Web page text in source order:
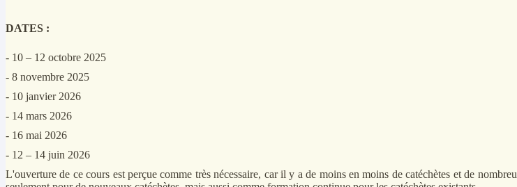
DATES :
- 10 – 12 octobre 2025
- 8 novembre 2025
- 10 janvier 2026
- 14 mars 2026
- 16 mai 2026
- 12 – 14 juin 2026
L'ouverture de ce cours est perçue comme très nécessaire, car il y a de moins en moins de catéchètes et de